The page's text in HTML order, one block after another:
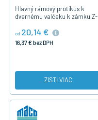
Hlavný rámový protikus k
dvernému valčeku k zámku Z-
jazýčku a strelke pre drevené
vchodové dvere s madlom
alebo…
od 20,14 €
16,37 € bez DPH
ZISTI VIAC